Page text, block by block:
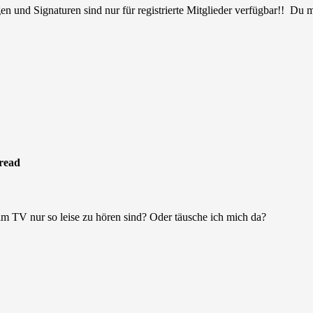
und Signaturen sind nur für registrierte Mitglieder verfügbar!! Du
TV nur so leise zu hören sind? Oder täusche ich mich da?